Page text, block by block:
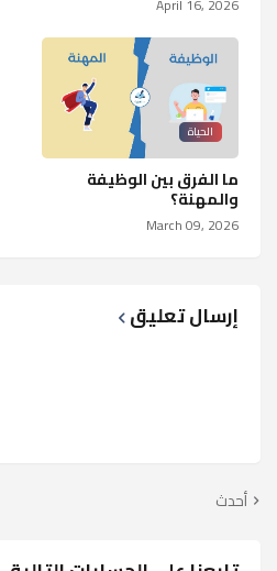
الحياة
ما الفرق بين الوظيفة
والمهنة؟
March 09, 2026
إرسال تعليق
أحدث